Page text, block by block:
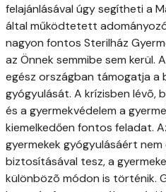
felajánlásával úgy segítheti a
által működtetett
nagyon fontos Sterilház
az Önnek semmibe sem kerül.
egész országban támogatja a
gyógyulását. A krízisben lévõ,
és a gyermekvédelem a
kiemelkedően fontos feladat.
gyermekek gyógyulásáért
biztosításával tesz, a
különbözõ módon is történik.